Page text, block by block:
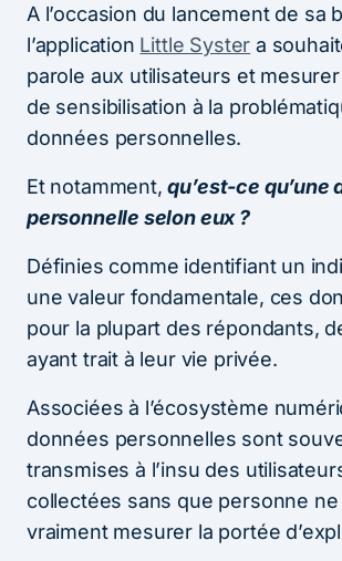
A l’occasion du lancement de sa
l’application Little Syster a
parole aux utilisateurs et
de sensibilisation à la
données personnelles.
Et notamment,qu’est-ce qu’une
personnelle selon eux ?
Définies comme identifiant un
une valeur fondamentale, ces
pour la plupart des répondants,
ayant trait à leur vie privée.
Associées à l’écosystème
données personnelles sont
transmises à l’insu des
collectées sans que personne
vraiment mesurer la portée